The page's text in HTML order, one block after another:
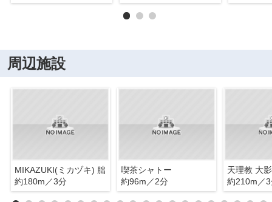
周辺施設
MIKAZUKI(ミカヅキ) 朏
約180m／3分
喫茶シャトー
約96m／2分
天理教 大
約210m／